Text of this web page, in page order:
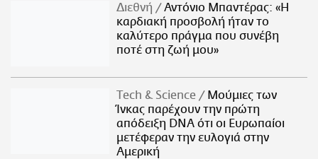
Διεθνή
Αντόνιο Μπαντέρας: «Η
καρδιακή προσβολή ήταν το
καλύτερο πράγμα που συνέβη
ποτέ στη ζωή μου»
Τech & Science
Μούμιες των
Ίνκας παρέχουν την πρώτη
απόδειξη DNA ότι οι Ευρωπαίοι
μετέφεραν την ευλογιά στην
Αμερική